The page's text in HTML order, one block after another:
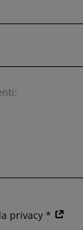
privacy *